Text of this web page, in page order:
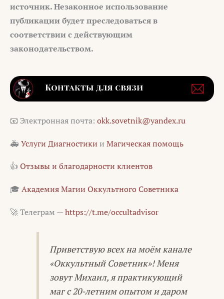
источник. Незаконное использование
публикации будет преследоваться в
соответствии с действующим
законодательством.
📧 Электронная почта: okk.sovetnik@yandex.ru
🚑 Услуги Диагностики и Магическая помощь
👍 Отзывы и благодарности клиентов
🎓 Академия Магии Оккультного Советника
🚀 Телеграм —https://t.me/occultadvisor
Приветствую всех на моём канале
«Оккультный Советник»! Меня
зовут Михаил, я практикующий
маг с 20-летним опытом и даром